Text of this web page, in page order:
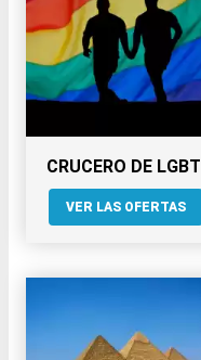
CRUCERO DE LGBT
VER LAS OFERTAS